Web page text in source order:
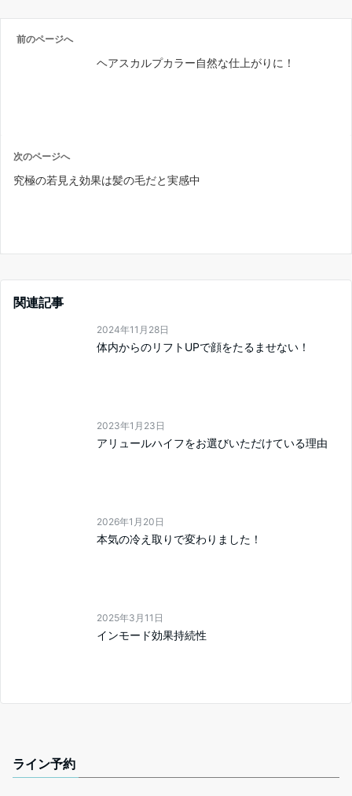
前のページへ
ヘアスカルプカラー自然な仕上がりに！
次のページへ
究極の若見え効果は髪の毛だと実感中
関連記事
2024年11月28日
体内からのリフトUPで顔をたるませない！
2023年1月23日
アリュールハイフをお選びいただけている理由
2026年1月20日
本気の冷え取りで変わりました！
2025年3月11日
インモード効果持続性
ライン予約